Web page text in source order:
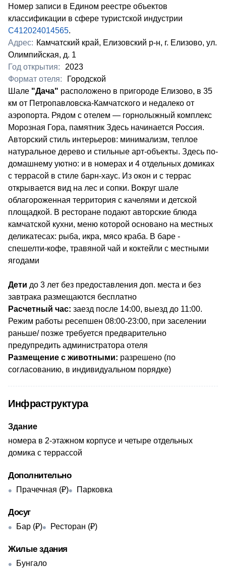
Номер записи в Едином реестре объектов
классификации в сфере туристской индустрии
С412024014565.
Адрес: Камчатский край, Елизовский р-н, г. Елизово, ул.
Олимпийская, д. 1
Год открытия:
2023
Формат отеля:
Городской
Шале "Дача" расположено в пригороде Елизово, в 35
км от Петропавловска-Камчатского и недалеко от
аэропорта. Рядом с отелем — горнолыжный комплекс
Морозная Гора, памятник Здесь начинается Россия.
Авторский стиль интерьеров: минимализм, теплое
натуральное дерево и стильные арт-объекты. Здесь по-
домашнему уютно: и в номерах и 4 отдельных домиках
с террасой в стиле барн‑хаус. Из окон и с террас
открывается вид на лес и сопки. Вокруг шале
облагороженная территория с качелями и детской
площадкой. В ресторане подают авторские блюда
камчатской кухни, меню которой основано на местных
деликатесах: рыба, икра, мясо краба. В баре -
спешелти-кофе, травяной чай и коктейли с местными
ягодами
Дети до 3 лет без предоставления доп. места и без
завтрака размещаются бесплатно
Расчетный час: заезд после 14:00, выезд до 11:00.
Режим работы ресепшен 08:00-23:00, при заселении
раньше/ позже требуется предварительно
предупредить администратора отеля
Размещение с животными: разрешено (по
согласованию, в индивидуальном порядке)
Инфраструктура
Здание
номера в 2-этажном корпусе и четыре отдельных
домика с террассой
Дополнительно
Прачечная (₽) Парковка
Досуг
Бар (₽) Ресторан (₽)
Жилые здания
Бунгало